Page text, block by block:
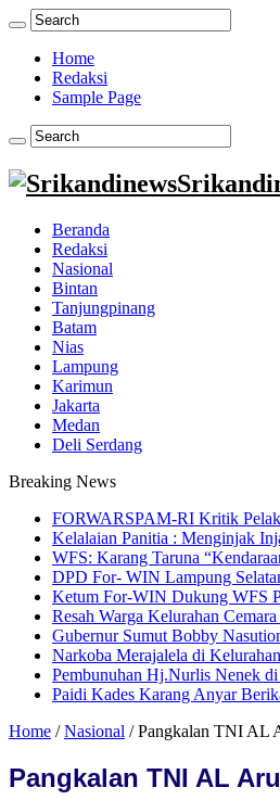
Home
Redaksi
Sample Page
Beranda
Redaksi
Nasional
Bintan
Tanjungpinang
Batam
Nias
Lampung
Karimun
Jakarta
Medan
Deli Serdang
Breaking News
FORWARSPAM-RI Kritik
Kelalaian Panitia : Menginjak
WFS: Karang Taruna
DPD For- WIN Lampung
Ketum For-WIN Dukung WFS
Resah Warga Kelurahan
Gubernur Sumut Bobby
Narkoba Merajalela di
Pembunuhan Hj.Nurlis Nenek
Paidi Kades Karang Anyar
Home / Nasional / Pangkalan TNI AL
Pangkalan TNI AL